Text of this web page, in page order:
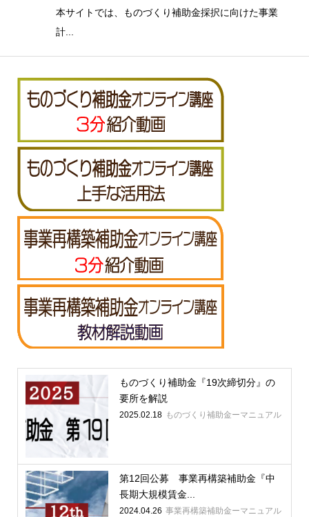
本サイトでは、ものづくり補助金採択に向けた事業
計...
ものづくり補助金『19次締切分』の
要所を解説
2025.02.18 ものづくり補助金ーマニュアル
第12回公募 事業再構築補助金『中
長期大規模賃金...
2024.04.26 事業再構築補助金ーマニュアル